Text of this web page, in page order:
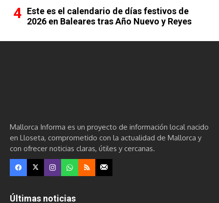
Este es el calendario de días festivos de
2026 en Baleares tras Año Nuevo y Reyes
Mallorca Informa es un proyecto de información local nacido
en Lloseta, comprometido con la actualidad de Mallorca y
con ofrecer noticias claras, útiles y cercanas.
Últimas noticias